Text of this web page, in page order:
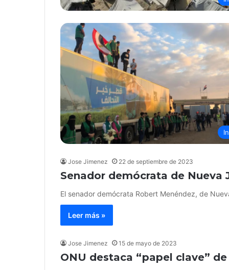
Jose Jimenez 22 de septiembre de 2023
Senador demócrata de Nueva
El senador demócrata Robert Menéndez, de
Leer más »
Jose Jimenez 15 de mayo de 2023
ONU destaca “papel clave”